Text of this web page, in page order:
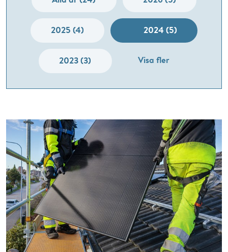
2025 (4) 2024 (5)
2023 (3) Visa fler